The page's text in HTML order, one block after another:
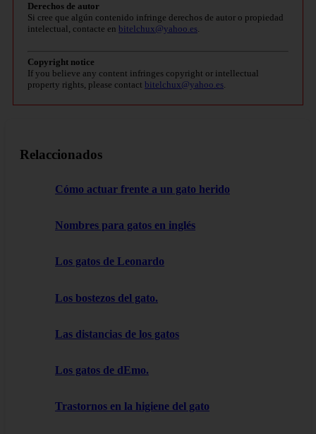
Derechos de autor
Si cree que algún contenido infringe derechos de autor o propiedad
intelectual, contacte en bitelchux@yahoo.es.
Copyright notice
If you believe any content infringes copyright or intellectual
property rights, please contact bitelchux@yahoo.es.
Relaccionados
Cómo actuar frente a un gato herido
Nombres para gatos en inglés
Los gatos de Leonardo
Los bostezos del gato.
Las distancias de los gatos
Los gatos de dEmo.
Trastornos en la higiene del gato